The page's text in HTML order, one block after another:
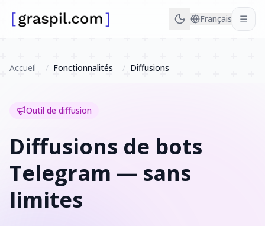
Français ☰
Accueil / Fonctionnalités / Diffusions
Outil de diffusion
Diffusions de bots
Telegram — sans
limites